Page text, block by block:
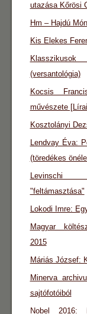
utazása Kőrösi
Hm – Hajdú
Kis Elekes
(versantológia)
Kocsis
művészete
Kosztolányi
Lendvay Éva:
(töredékes
Levinschi
"feltámasztása"
Lokodi Imre:
Magyar
2015
Máriás József:
Minerva
sajtófotóiból
Nobel